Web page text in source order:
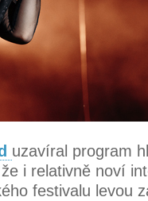
uzavíral program
i relativně noví
festivalu levou